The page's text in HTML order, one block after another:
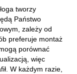
tworzy
Państwo
zależy od
preferuje montaż
porównać
więc
W każdym razie,